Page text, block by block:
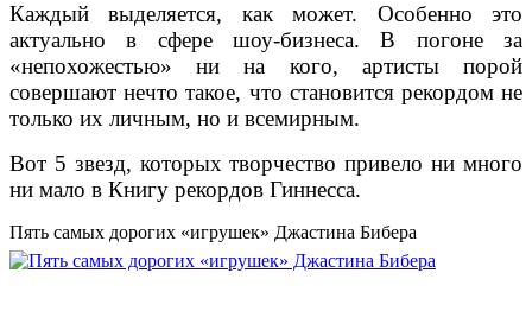
Каждый выделяется, как может. Особенно это
актуально в сфере шоу-бизнеса. В погоне за
«непохожестью» ни на кого, артисты порой
совершают нечто такое, что становится рекордом не
только их личным, но и всемирным.
Вот 5 звезд, которых творчество привело ни много
ни мало в Книгу рекордов Гиннесса.
Пять самых дорогих «игрушек» Джастина Бибера